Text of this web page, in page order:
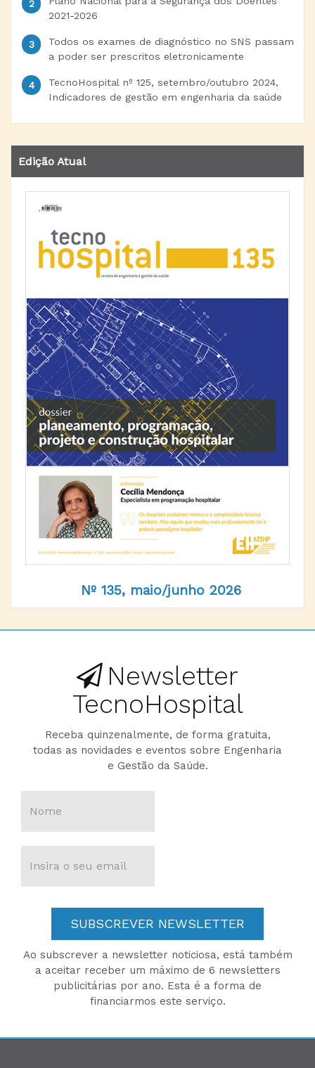
2021-2026
Todos os exames de diagnóstico no SNS passam
a poder ser prescritos eletronicamente
TecnoHospital nº 125, setembro/outubro 2024,
Indicadores de gestão em engenharia da saúde
Edição Atual
Nº 135, maio/junho 2026
Newsletter
TecnoHospital
Receba quinzenalmente, de forma gratuita,
todas as novidades e eventos sobre Engenharia
e Gestão da Saúde.
SUBSCREVER NEWSLETTER
Ao subscrever a newsletter noticiosa, está também
a aceitar receber um máximo de 6 newsletters
publicitárias por ano. Esta é a forma de
financiarmos este serviço.